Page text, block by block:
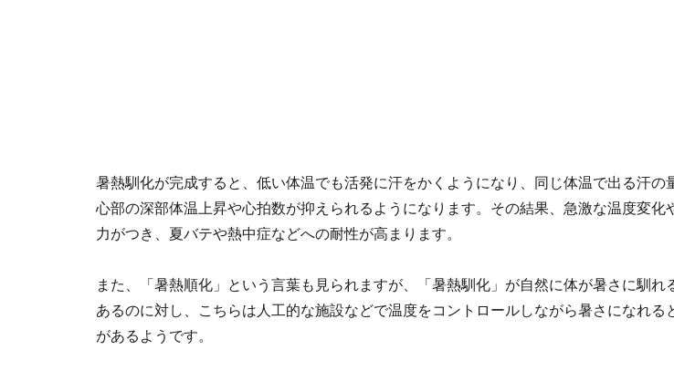
暑熱馴化が完成すると、低い体温でも活発に汗をかくようになり、同じ体温で出る汗の
心部の深部体温上昇や心拍数が抑えられるようになります。その結果、急激な温度変化
力がつき、夏バテや熱中症などへの耐性が高まります。
また、「暑熱順化」という言葉も見られますが、「暑熱馴化」が自然に体が暑さに馴れ
あるのに対し、こちらは人工的な施設などで温度をコントロールしながら暑さになれる
があるようです。